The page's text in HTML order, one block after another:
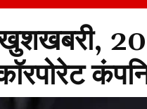
खुशखबरी,